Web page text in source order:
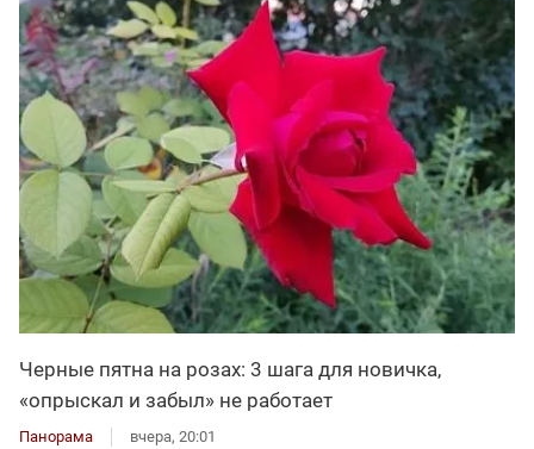
Черные пятна на розах: 3 шага для новичка,
«опрыскал и забыл» не работает
Панорама вчера, 20:01